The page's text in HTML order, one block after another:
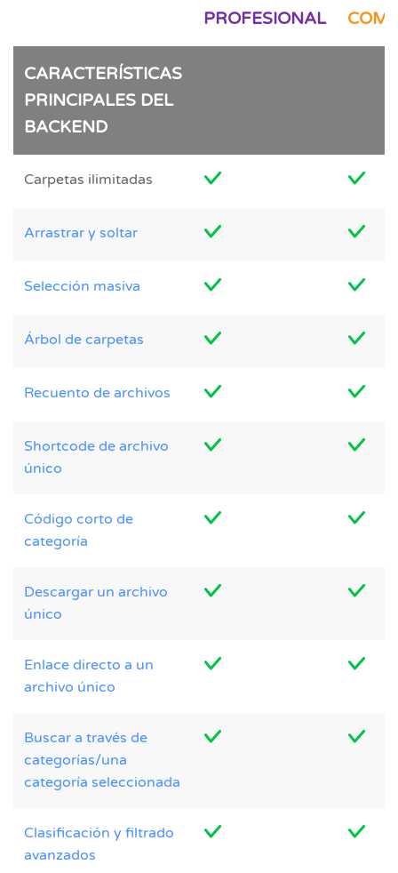
PROFESIONAL
CARACTERÍSTICAS
PRINCIPALES DEL
BACKEND
Carpetas ilimitadas
Arrastrar y soltar
Selección masiva
Árbol de carpetas
Recuento de archivos
Shortcode de archivo
único
Código corto de
categoría
Descargar un archivo
único
Enlace directo a un
archivo único
Buscar a través de
categorías/una
categoría seleccionada
Clasificación y filtrado
avanzados